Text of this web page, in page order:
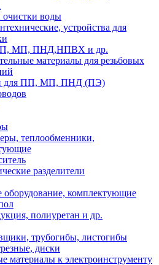
воды
устройства для
МП, ПНД,НПВХ и др.
материалы для резьбовых
для ПП, МП, ПНД (ПЭ)
теплообменники,
разделители
оборудование, комплектующие
полиуретан и др.
трубогибы, листогибы
диски
материалы к электроинструменту